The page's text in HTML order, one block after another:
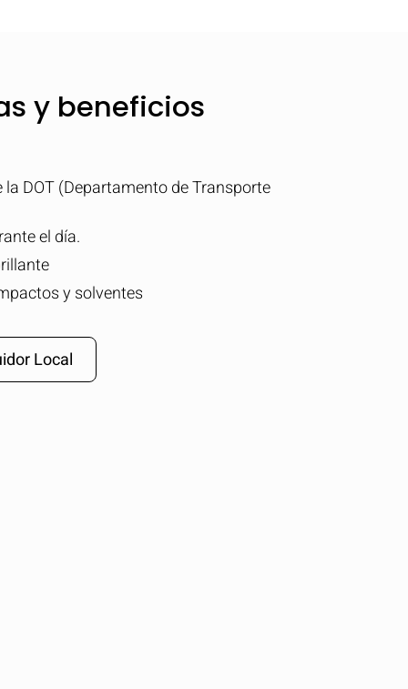
y beneficios
DOT (Departamento de Transporte
el día.
y solventes
Local